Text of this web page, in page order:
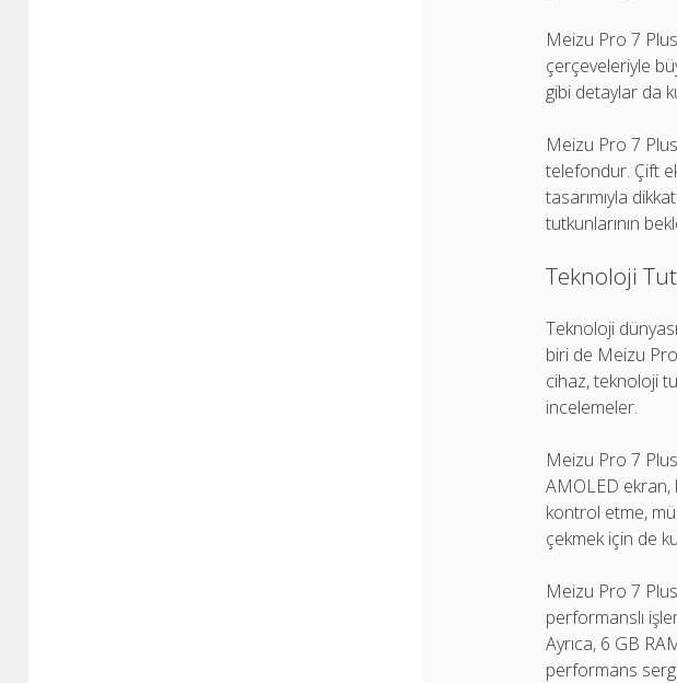
Meizu Pro 7
çerçeveleriyle
gibi detaylar da
Meizu Pro 7
telefondur. Çift
tasarımıyla
tutkunlarının
Teknoloji
Teknoloji
biri de Meizu
cihaz, teknoloji
incelemeler.
Meizu Pro 7
AMOLED ekran,
kontrol etme,
çekmek için de
Meizu Pro 7
performanslı
Ayrıca, 6 GB
performans